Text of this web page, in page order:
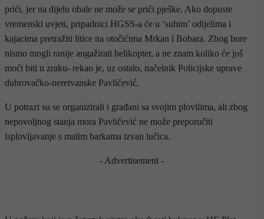
prići, jer na dijelu obale ne može se prići pješke. Ako dopuste
vremenski uvjeti, pripadnici HGSS-a će u ‘suhim’ odijelima i
kajacima pretražiti litice na otočićima Mrkan i Bobara. Zbog bure
nismo mogli ranije angažirati helikopter, a ne znam koliko će još
moći biti u zraku- rekao je, uz ostalo, načelnik Policijske uprave
dubrovačko-neretvanske Pavličević.
U potrazi su se organizirali i građani sa svojim plovilima, ali zbog
nepovoljnog stanja mora Pavličević ne može preporučiti
isplovljavanje s malim barkama izvan lučica.
- Advertisement -